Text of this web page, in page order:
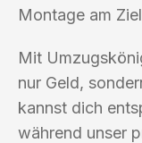
Montage am
Mit
nur Geld,
kannst dich
während unser